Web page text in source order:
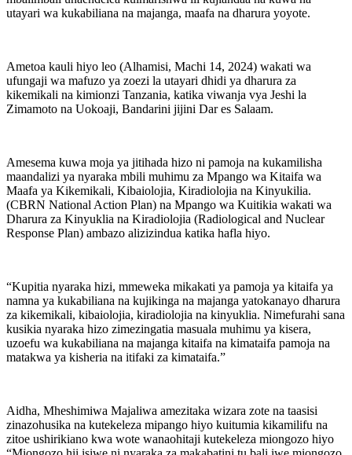
utayari wa kukabiliana na majanga, maafa na dharura yoyote.
Ametoa kauli hiyo leo (Alhamisi, Machi 14, 2024) wakati wa
ufungaji wa mafuzo ya zoezi la utayari dhidi ya dharura za
kikemikali na kimionzi Tanzania, katika viwanja vya Jeshi la
Zimamoto na Uokoaji, Bandarini jijini Dar es Salaam.
Amesema kuwa moja ya jitihada hizo ni pamoja na kukamilisha
maandalizi ya nyaraka mbili muhimu za Mpango wa Kitaifa wa
Maafa ya Kikemikali, Kibaiolojia, Kiradiolojia na Kinyukilia.
(CBRN National Action Plan) na Mpango wa Kuitikia wakati wa
Dharura za Kinyuklia na Kiradiolojia (Radiological and Nuclear
Response Plan) ambazo alizizindua katika hafla hiyo.
“Kupitia nyaraka hizi, mmeweka mikakati ya pamoja ya kitaifa ya
namna ya kukabiliana na kujikinga na majanga yatokanayo dharura
za kikemikali, kibaiolojia, kiradiolojia na kinyuklia. Nimefurahi sana
kusikia nyaraka hizo zimezingatia masuala muhimu ya kisera,
uzoefu wa kukabiliana na majanga kitaifa na kimataifa pamoja na
matakwa ya kisheria na itifaki za kimataifa.”
Aidha, Mheshimiwa Majaliwa amezitaka wizara zote na taasisi
zinazohusika na kutekeleza mipango hiyo kuitumia kikamilifu na
zitoe ushirikiano kwa wote wanaohitaji kutekeleza miongozo hiyo